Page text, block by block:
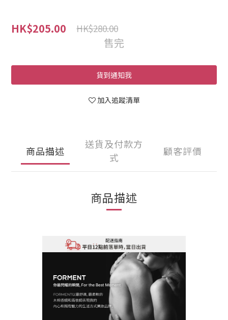
HK$205.00 HK$280.00
售完
貨到通知我
加入追蹤清單
商品描述
送貨及付款方
式
顧客評價
商品描述